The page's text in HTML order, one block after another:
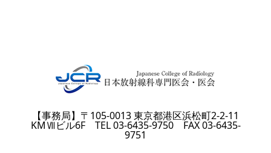
【事務局】〒105-0013 東京都港区浜松町2-2-11
KMⅦビル6F TEL 03-6435-9750 FAX 03-6435-
9751